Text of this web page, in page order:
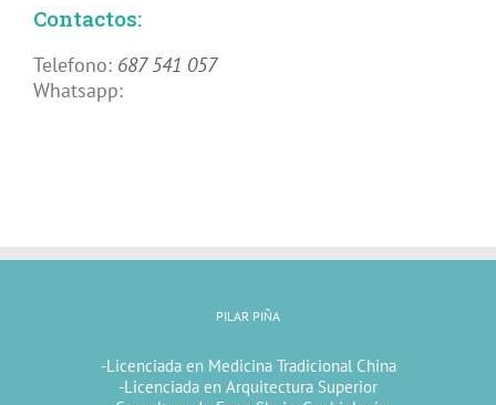
Contactos:
Telefono: 687 541 057
Whatsapp:
PILAR PIÑA
-Licenciada en Medicina Tradicional China
-Licenciada en Arquitectura Superior